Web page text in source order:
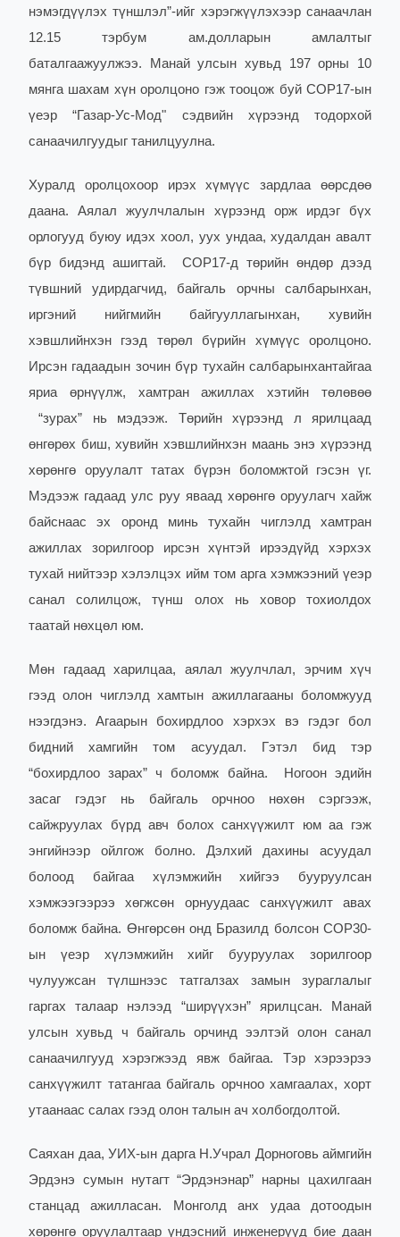
нэмэгдүүлэх түншлэл”-ийг хэрэгжүүлэхээр санаачлан
12.15 тэрбум ам.долларын амлалтыг
баталгаажуулжээ.
Манай улсын хувьд 197 орны 10
мянга шахам хүн оролцоно гэж тооцож буй COP17-ын
үеэр “Газар-Ус-Мод" сэдвийн хүрээнд тодорхой
санаачилгуудыг танилцуулна.
Хуралд оролцохоор ирэх хүмүүс зардлаа өөрсдөө
даана. Аялал жуулчлалын хүрээнд орж ирдэг бүх
орлогууд буюу идэх хоол, уух ундаа, худалдан авалт
бүр бидэнд ашигтай. COP17-д төрийн өндөр дээд
түвшний удирдагчид, байгаль орчны салбарынхан,
иргэний нийгмийн байгууллагынхан, хувийн
хэвшлийнхэн гээд төрөл бүрийн хүмүүс оролцоно.
Ирсэн гадаадын зочин бүр тухайн салбарынхантайгаа
яриа өрнүүлж, хамтран ажиллах хэтийн төлөвөө
“зурах” нь мэдээж. Төрийн хүрээнд л ярилцаад
өнгөрөх биш, хувийн хэвшлийнхэн маань энэ хүрээнд
хөрөнгө оруулалт татах бүрэн боломжтой гэсэн үг.
Мэдээж гадаад улс руу яваад хөрөнгө оруулагч хайж
байснаас эх оронд минь тухайн чиглэлд хамтран
ажиллах зорилгоор ирсэн хүнтэй ирээдүйд хэрхэх
тухай нийтээр хэлэлцэх ийм том арга хэмжээний үеэр
санал солилцож, түнш олох нь ховор тохиолдох
таатай нөхцөл юм.
Мөн гадаад харилцаа, аялал жуулчлал, эрчим хүч
гээд олон чиглэлд хамтын ажиллагааны боломжууд
нээгдэнэ.Агаарын бохирдлоо хэрхэх вэ гэдэг бол
бидний хамгийн том асуудал. Гэтэл бид тэр
“бохирдлоо зарах” ч боломж байна.
Ногоон эдийн
засаг гэдэг нь байгаль орчноо нөхөн сэргээж,
сайжруулах бүрд авч болох санхүүжилт юм аа гэж
энгийнээр ойлгож болно. Дэлхий дахины асуудал
болоод байгаа хүлэмжийн хийгээ бууруулсан
хэмжээгээрээ хөгжсөн орнуудаас санхүүжилт авах
боломж байна. Өнгөрсөн онд Бразилд болсон COP30-
ын үеэр хүлэмжийн хийг бууруулах зорилгоор
чулуужсан түлшнээс татгалзах замын зураглалыг
гаргах талаар нэлээд “ширүүхэн” ярилцсан. Манай
улсын хувьд ч байгаль орчинд ээлтэй олон санал
санаачилгууд хэрэгжээд явж байгаа. Тэр хэрээрээ
санхүүжилт татангаа байгаль орчноо хамгаалах, хорт
утаанаас салах гээд олон талын ач холбогдолтой.
Саяхан даа, УИХ-ын дарга Н.Учрал Дорноговь аймгийн
Эрдэнэ сумын нутагт “Эрдэнэнар” нарны цахилгаан
станцад ажилласан. Монголд анх удаа дотоодын
хөрөнгө оруулалтаар үндэсний инженерүүд бие даан